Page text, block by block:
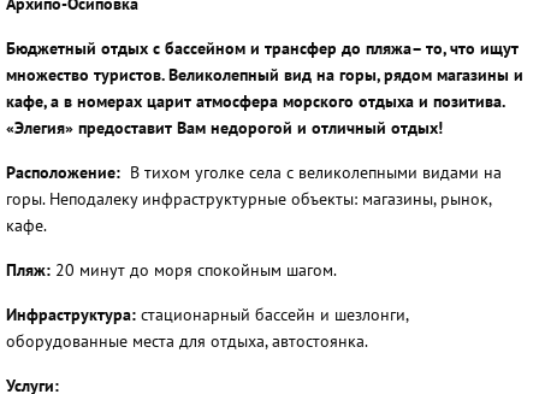
Архипо-Осиповка
Бюджетный отдых с бассейном и трансфер до пляжа– то, что ищут
множество туристов. Великолепный вид на горы, рядом магазины и
кафе, а в номерах царит атмосфера морского отдыха и позитива.
«Элегия» предоставит Вам недорогой и отличный отдых!
Расположение: В тихом уголке села с великолепными видами на
горы. Неподалеку инфраструктурные объекты: магазины, рынок,
кафе.
Пляж: 20 минут до моря спокойным шагом.
Инфраструктура: стационарный бассейн и шезлонги,
оборудованные места для отдыха, автостоянка.
Услуги: